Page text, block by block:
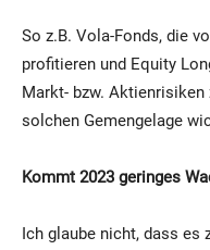
So z.B. Vola-Fonds, die
profitieren und Equity
Markt- bzw. Aktienrisiken
solchen Gemengelage
Kommt 2023 geringes
Ich glaube nicht, dass es